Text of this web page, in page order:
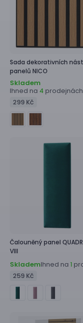
Sada dekorativních
panelů NICO
Skladem
Ihned na 4 prodejnách
299 Kč
Čalouněný panel
VIII
SklademIhned na 1
259 Kč